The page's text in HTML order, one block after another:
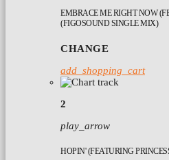
EMBRACE ME RIGHT NOW
(FIGOSOUND SINGLE MIX)
CHANGE
add_shopping_cart
2
play_arrow
HOPIN' (FEATURING